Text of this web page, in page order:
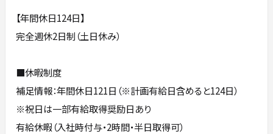
【年間休日124日】
完全週休2日制（土日休み）
■休暇制度
補足情報：年間休日121日（※計画有給日含めると124日）
※祝日は一部有給取得奨励日あり
有給休暇（入社時付与・2時間・半日取得可）